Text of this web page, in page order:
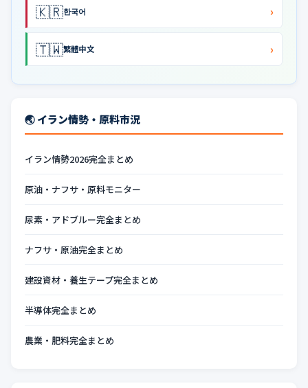
🇰🇷한국어 ›
🇹🇼繁體中文 ›
🌏 イラン情勢・原料市況
イラン情勢2026完全まとめ
原油・ナフサ・原料モニター
尿素・アドブルー完全まとめ
ナフサ・原油完全まとめ
建設資材・養生テープ完全まとめ
半導体完全まとめ
農業・肥料完全まとめ